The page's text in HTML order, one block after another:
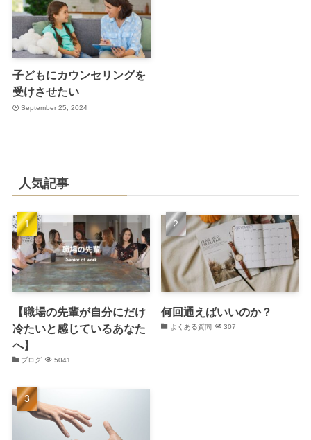
子どもにカウンセリングを
受けさせたい
September 25, 2024
人気記事
【職場の先輩が自分にだけ
冷たいと感じているあなた
へ】
ブログ 5041
何回通えばいいのか？
よくある質問 307